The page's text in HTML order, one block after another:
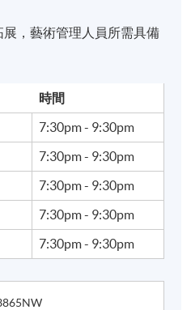
，藝術管理人員所需具備
時間
7:30pm - 9:30pm
7:30pm - 9:30pm
7:30pm - 9:30pm
7:30pm - 9:30pm
7:30pm - 9:30pm